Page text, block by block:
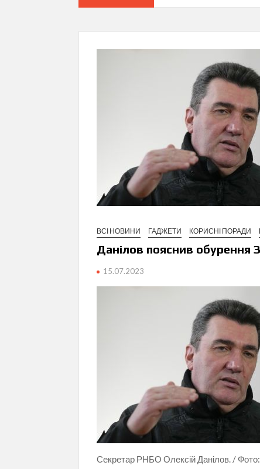
ВСІ НОВИНИ ГАДЖЕТИ КОРИСНІ ПОРАДИ
Данілов пояснив обурення
15.07.2023
Секретар РНБО Олексій Данілов. /